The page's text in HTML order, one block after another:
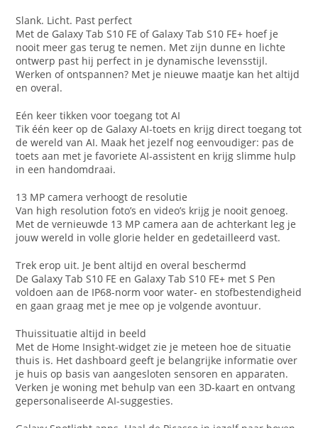
Slank. Licht. Past perfect
Met de Galaxy Tab S10 FE of Galaxy Tab S10 FE+ hoef je
nooit meer gas terug te nemen. Met zijn dunne en lichte
ontwerp past hij perfect in je dynamische levensstijl.
Werken of ontspannen? Met je nieuwe maatje kan het altijd
en overal.
Eén keer tikken voor toegang tot AI
Tik één keer op de Galaxy AI-toets en krijg direct toegang tot
de wereld van AI. Maak het jezelf nog eenvoudiger: pas de
toets aan met je favoriete AI-assistent en krijg slimme hulp
in een handomdraai.
13 MP camera verhoogt de resolutie
Van high resolution foto’s en video’s krijg je nooit genoeg.
Met de vernieuwde 13 MP camera aan de achterkant leg je
jouw wereld in volle glorie helder en gedetailleerd vast.
Trek erop uit. Je bent altijd en overal beschermd
De Galaxy Tab S10 FE en Galaxy Tab S10 FE+ met S Pen
voldoen aan de IP68-norm voor water- en stofbestendigheid
en gaan graag met je mee op je volgende avontuur.
Thuissituatie altijd in beeld
Met de Home Insight-widget zie je meteen hoe de situatie
thuis is. Het dashboard geeft je belangrijke informatie over
je huis op basis van aangesloten sensoren en apparaten.
Verken je woning met behulp van een 3D-kaart en ontvang
gepersonaliseerde AI-suggesties.